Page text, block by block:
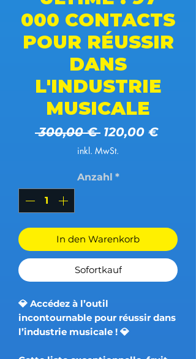
000 CONTACTS
POUR RÉUSSIR
DANS
L'INDUSTRIE
MUSICALE
300,00 € Standardpreis
120,00 €Sale-
inkl. MwSt.
Anzahl *
In den Warenkorb
Sofortkauf
💎 Accédez à l’outil
incontournable pour réussir dans
l’industrie musicale ! 💎